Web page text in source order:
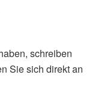
schreiben
Sie sich direkt an